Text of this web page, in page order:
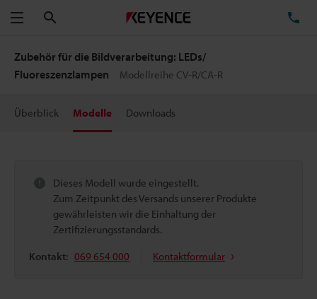
Menü
Zubehör für die Bildverarbeitung: LEDs/
Fluoreszenzlampen
Modellreihe CV-R/CA-R
Überblick Modelle Downloads
Dieses Modell wurde eingestellt.
Zum Zeitpunkt des Versands unserer Produkte
gewährleisten wir die Einhaltung der
Zertifizierungsstandards.
Kontakt: 069 654 000 Kontaktformular